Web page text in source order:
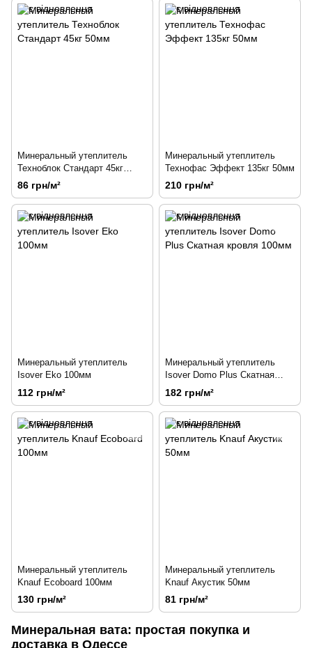
Минеральный утеплитель
Техноблок Стандарт 45кг
50мм
86 грн/м²
Минеральный утеплитель
Технофас Эффект 135кг 50мм
210 грн/м²
Минеральный утеплитель
Isover Eko 100мм
112 грн/м²
Минеральный утеплитель
Isover Domo Plus Скатная
кровля 100мм
182 грн/м²
Минеральный утеплитель
Knauf Ecoboard 100мм
130 грн/м²
Минеральный утеплитель
Knauf Акустик 50мм
81 грн/м²
Минеральная вата: простая покупка и
доставка в Одессе